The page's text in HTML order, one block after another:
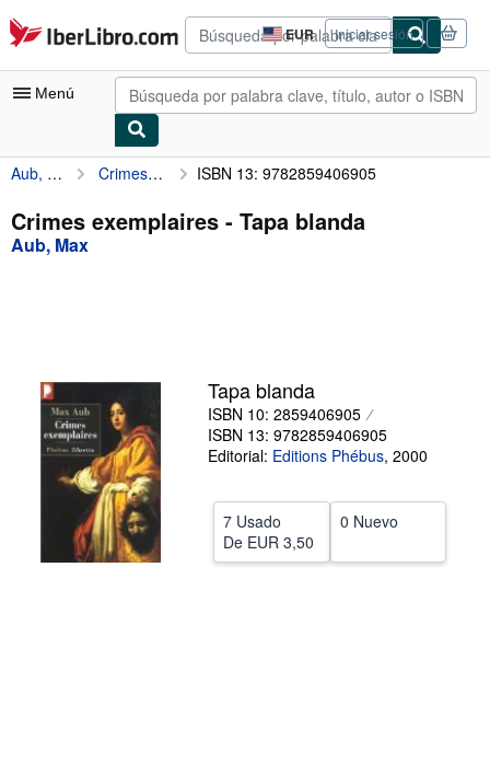
Pasar al contenido principal
IberLibro.com EUR
Preferencias
de
compra
del
Iniciar sesión
Menú
Mi cuenta
Consultar mis pedidos
Búsqueda avanzada
Vendedores
Comenzar a vender
Ayuda
CERRAR
Aub, Max Crimes exemplaires ISBN 13: 9782859406905
Crimes exemplaires - Tapa blanda
Aub, Max
Tapa blanda
ISBN 10: 2859406905
ISBN 13: 9782859406905
Editorial: Editions Phébus, 2000
7 Usado
De EUR 3,50
0 Nuevo